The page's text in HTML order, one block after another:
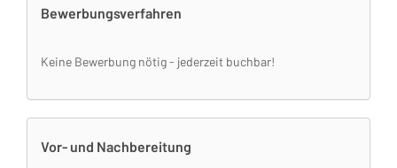
Bewerbungsverfahren
Keine Bewerbung nötig - jederzeit buchbar!
Vor- und Nachbereitung